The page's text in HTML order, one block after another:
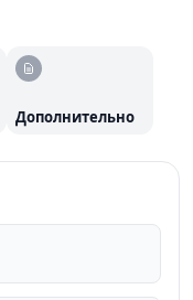
дни для
после 14:00, в
Дополнительно